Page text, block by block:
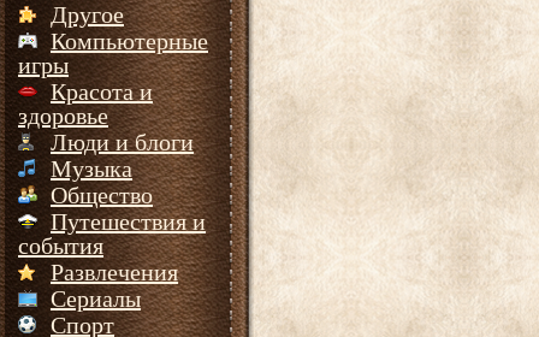
Другое
Компьютерные
игры
Красота и
здоровье
Люди и блоги
Музыка
Общество
Путешествия и
события
Развлечения
Сериалы
Спорт